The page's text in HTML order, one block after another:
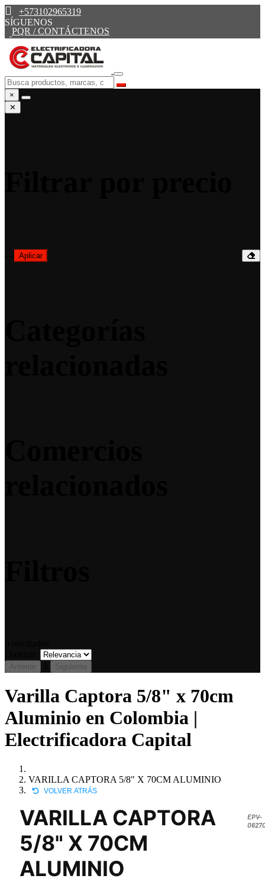
+573102965319
SÍGUENOS
PQR / CONTÁCTENOS
×
✕
Aplicar
Anterior Siguiente
Varilla Captora 5/8" x 70cm
Aluminio en Colombia |
Electrificadora Capital
VARILLA CAPTORA 5/8" X 70CM ALUMINIO
VOLVER ATRÁS
VARILLA CAPTORA
5/8" X 70CM
ALUMINIO
EPV-